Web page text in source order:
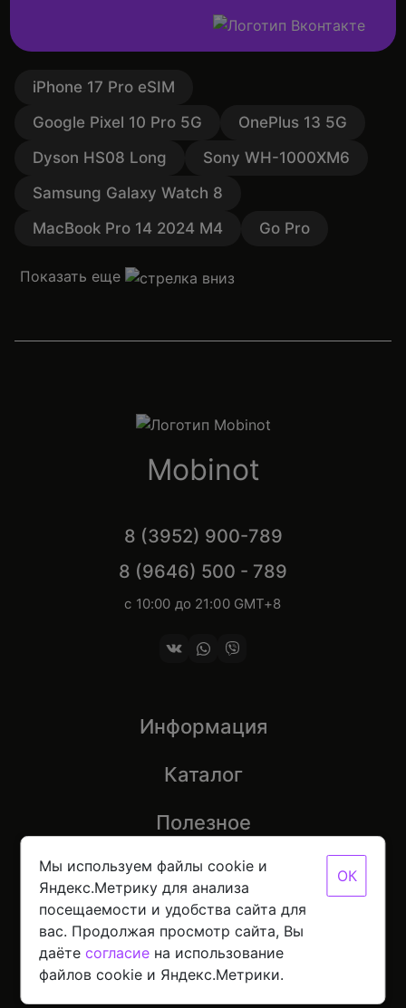
Мы используем файлы cookie и
Яндекс.Метрику для анализа
посещаемости и удобства сайта для
вас. Продолжая просмотр сайта, Вы
даётесогласие на использование
файлов cookie и Яндекс.Метрики.
ОК
iPhone 17 Pro eSIM
Google Pixel 10 Pro 5G
OnePlus 13 5G
Dyson HS08 Long
Sony WH-1000XM6
Samsung Galaxy Watch 8
MacBook Pro 14 2024 M4
Go Pro
Показать еще
Mobinot
8 (3952) 900-789
8 (9646) 500 - 789
с 10:00 до 21:00 GMT+8
Информация
Каталог
Полезное
© 2026 Mobinot — Магазин низких цен на всю
цифровую технику
Политика конфиденциальности данных
Разработано св NORDER